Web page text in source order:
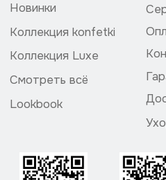
ИНН 504200073857